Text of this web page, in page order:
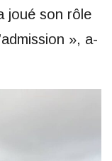
joué son rôle
», a-